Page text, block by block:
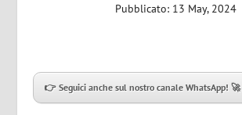
Pubblicato: 13 May, 2024
👉 Seguici anche sul nostro canale WhatsApp! 🚀